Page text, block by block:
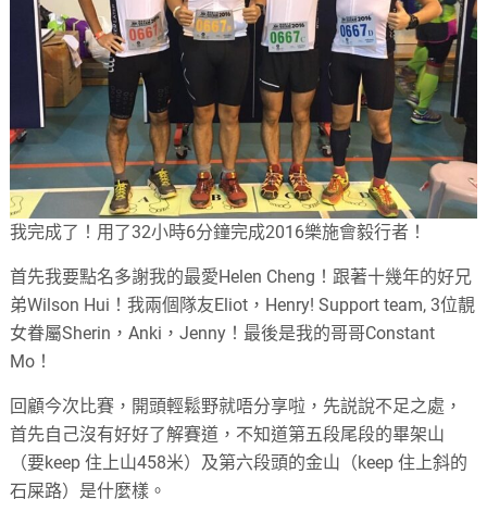
我完成了！用了32小時6分鐘完成2016樂施會毅行者！
首先我要點名多謝我的最愛Helen Cheng！跟著十幾年的好兄
弟Wilson Hui！我兩個隊友Eliot，Henry! Support team, 3位靚
女眷屬Sherin，Anki，Jenny！最後是我的哥哥Constant
Mo！
回顧今次比賽，開頭輕鬆野就唔分享啦，先説說不足之處，
首先自己沒有好好了解賽道，不知道第五段尾段的畢架山
（要keep 住上山458米）及第六段頭的金山（keep 住上斜的
石屎路）是什麼樣。